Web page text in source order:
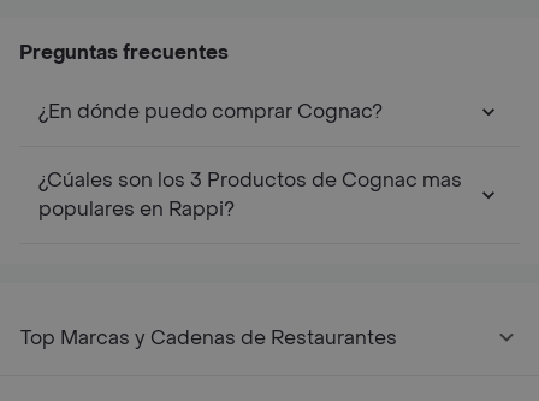
Preguntas frecuentes
¿En dónde puedo comprar Cognac?
¿Cúales son los 3 Productos de Cognac mas
populares en Rappi?
Top Marcas y Cadenas de Restaurantes